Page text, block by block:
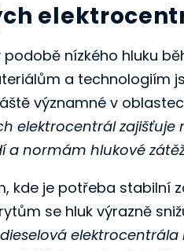
nízkého hluku
a technologiím
významné v
elektrocentrál zajišťuje
a normám hlukové
kde je potřeba stabilní
se hluk výrazně